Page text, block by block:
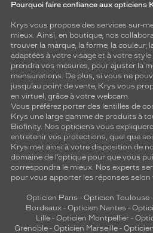
Pourquoi faire confiance aux opticiens
Krys vous propose des services sur-
mieux. Ainsi, en boutique, nos
trouver la marque, la forme, la couleur,
adaptées à votre visage et à votre
prendra vos mesures, pour ajuster la
mensurations. De plus, si vous ne
jusqu’au point de vente, Krys vous
en virtuel, grâce à votre webcam.
Vous préférez porter des lentilles de
Krys une large gamme de produits à
Biofinity. Nos opticiens vous
entretenir vos protections, quel que
Krys met ainsi à votre disposition de
domaine de l’optique pour que vous
correspondra le mieux. Nos experts
pour vous apporter les réponses selon
Opticien Paris - Opticien Toulouse-
Bordeaux- Opticien Nantes -
Lille - Opticien Montpellier -
Grenoble - Opticien Marseille -